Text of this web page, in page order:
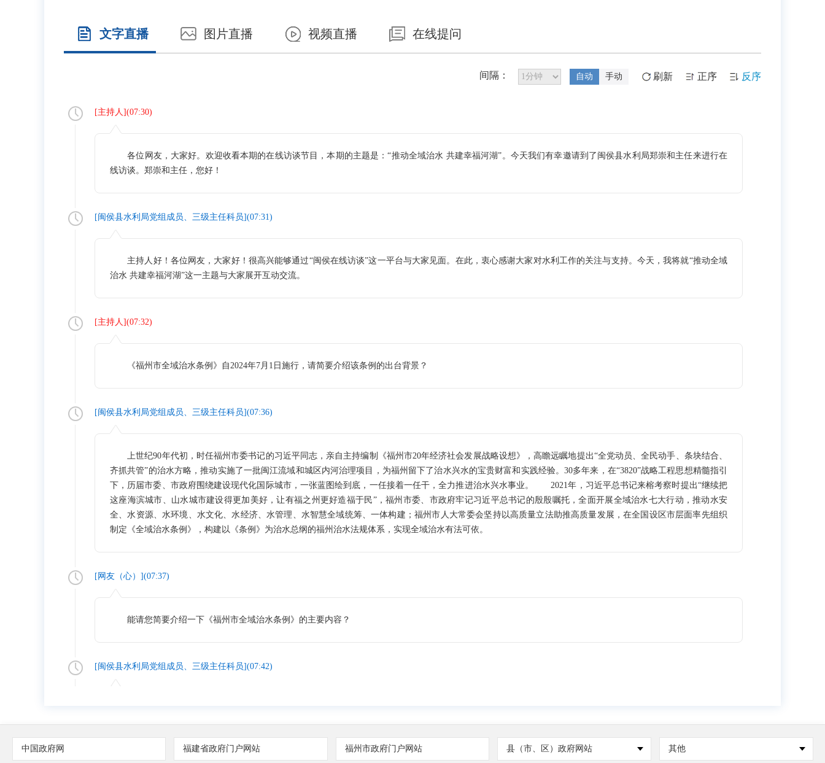
文字直播 图片直播 视频直播 在线提问
间隔： 自动 手动 刷新 正序 反序
[主持人 ](07:30)
各位网友，大家好。欢迎收看本期的在线访谈节目，本期的主题是：“推动全域治水 共建幸福河湖”。今天我们有幸邀请到了闽侯县水利局郑崇和主任来进行在
线访谈。郑崇和主任，您好！
[闽侯县水利局党组成员、三级主任科员](07:31 )
主持人好！各位网友，大家好！很高兴能够通过“闽侯在线访谈”这一平台与大家见面。在此，衷心感谢大家对水利工作的关注与支持。今天，我将就“推动全域
治水 共建幸福河湖”这一主题与大家展开互动交流。
[主持人 ](07:32)
《福州市全域治水条例》自2024年7月1日施行，请简要介绍该条例的出台背景？
[闽侯县水利局党组成员、三级主任科员](07:36)
上世纪90年代初，时任福州市委书记的习近平同志，亲自主持编制《福州市20年经济社会发展战略设想》，高瞻远瞩地提出“全党动员、全民动手、条块结合、
齐抓共管”的治水方略，推动实施了一批闽江流域和城区内河治理项目，为福州留下了治水兴水的宝贵财富和实践经验。30多年来，在“3820”战略工程思想精髓指引
下，历届市委、市政府围绕建设现代化国际城市，一张蓝图绘到底，一任接着一任干，全力推进治水兴水事业。 2021年，习近平总书记来榕考察时提出“继续把
这座海滨城市、山水城市建设得更加美好，让有福之州更好造福于民”，福州市委、市政府牢记习近平总书记的殷殷嘱托，全面开展全域治水七大行动，推动水安
全、水资源、水环境、水文化、水经济、水管理、水智慧全域统筹、一体构建；福州市人大常委会坚持以高质量立法助推高质量发展，在全国设区市层面率先组织
制定《全域治水条例》，构建以《条例》为治水总纲的福州治水法规体系，实现全域治水有法可依。
[网友（心）](07:37)
能请您简要介绍一下《福州市全域治水条例》的主要内容？
[闽侯县水利局党组成员、三级主任科员](07:42)
水传统，以加快建设山清水秀城美的现代化国际城市为目标，建立福州市全要素、全流域、全过程的治水兴水长效体制机制。主要包括以下几项内容： 一是健
全全域治水机制。明确水行政部门是全市全域治水的主管部门，负责组织实施本条例，城乡建设、农业农村、生态环境、自然资源和规划等相关部门以及各级政府
应当按照各自职责，共同做好全域治水工作；确定每年3月14日为本市河长日，本市各级河（湖）长应当组织开展护河巡河、宣传教育等活动；创造性地提出设
中国政府网 福建省政府门户网站 福州市政府门户网站 县（市、区）政府网站 其他